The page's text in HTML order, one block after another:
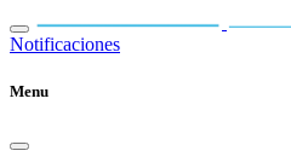
Notificaciones
Menu